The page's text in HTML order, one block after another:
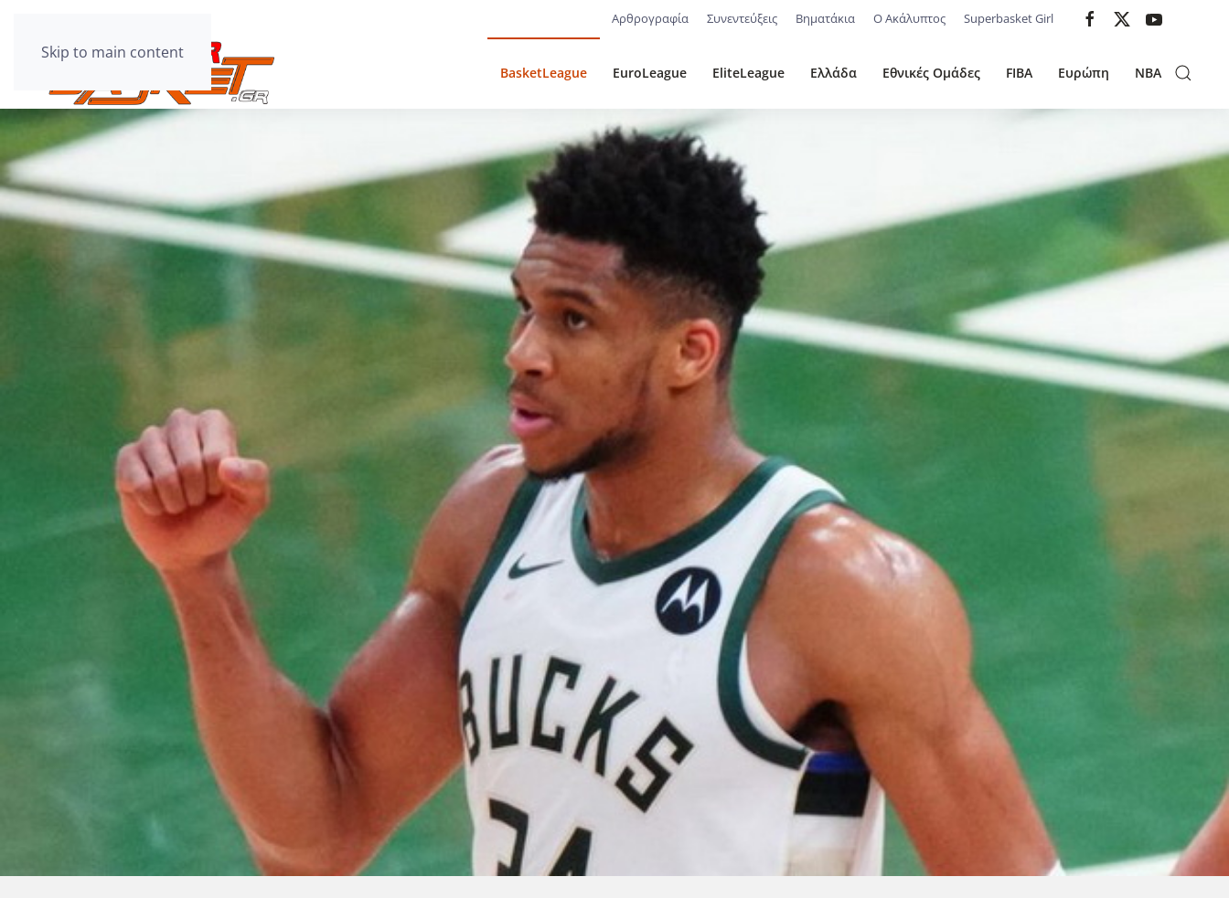
Skip to main content
Αρθρογραφία Συνεντεύξεις Βηματάκια Ο Ακάλυπτος Superbasket Girl
BasketLeague EuroLeague EliteLeague Ελλάδα Εθνικές Ομάδες FIBA Ευρώπη NBA